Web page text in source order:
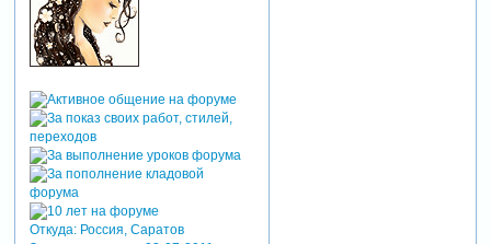
Откуда:Россия, Саратов